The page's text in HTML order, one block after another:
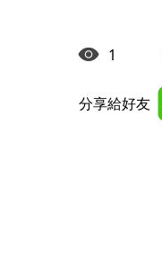
1
分享給好友